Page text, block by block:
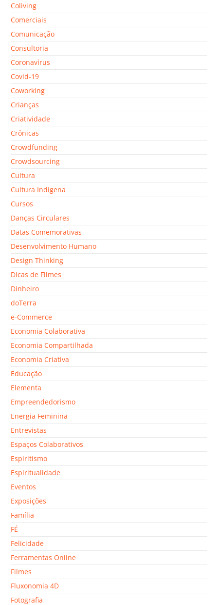
Coliving
Comerciais
Comunicação
Consultoria
Coronavírus
Covid-19
Coworking
Crianças
Criatividade
Crônicas
Crowdfunding
Crowdsourcing
Cultura
Cultura Indígena
Cursos
Danças Circulares
Datas Comemorativas
Desenvolvimento Humano
Design Thinking
Dicas de Filmes
Dinheiro
doTerra
e-Commerce
Economia Colaborativa
Economia Compartilhada
Economia Criativa
Educação
Elementa
Empreendedorismo
Energia Feminina
Entrevistas
Espaços Colaborativos
Espiritismo
Espiritualidade
Eventos
Exposições
Família
FÉ
Felicidade
Ferramentas Online
Filmes
Fluxonomia 4D
Fotografia